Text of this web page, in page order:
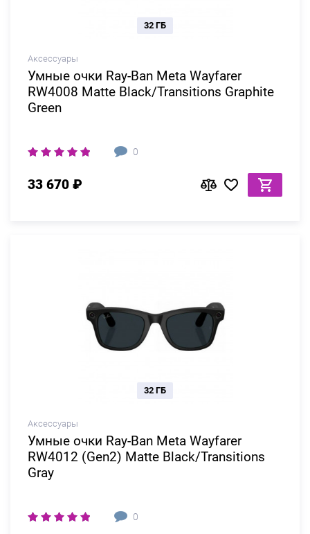
Аксессуары
Умные очки Ray-Ban Meta Wayfarer
RW4008 Matte Black/Transitions Graphite
Green
0
32 ГБ
33 670 ₽
Аксессуары
Умные очки Ray-Ban Meta Wayfarer
RW4012 (Gen2) Matte Black/Transitions
Gray
0
32 ГБ